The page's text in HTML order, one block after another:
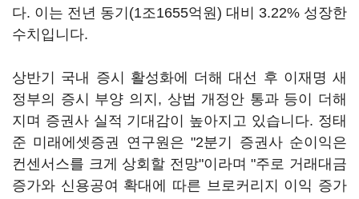
다. 이는 전년 동기(1조1655억원) 대비 3.22% 성장한
수치입니다.
상반기 국내 증시 활성화에 더해 대선 후 이재명 새
정부의 증시 부양 의지, 상법 개정안 통과 등이 더해
지며 증권사 실적 기대감이 높아지고 있습니다. 정태
준 미래에셋증권 연구원은 "2분기 증권사 순이익은
컨센서스를 크게 상회할 전망"이라며 "주로 거래대금
증가와 신용공여 확대에 따른 브로커리지 이익 증가